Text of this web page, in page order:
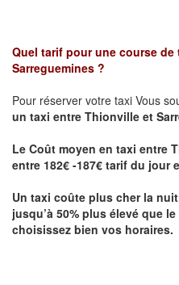
Quel tarif pour une course de
Sarreguemines ?
Pour réserver votre taxi Vous
un taxi entre Thionville et
Le Coût moyen en taxi entre
entre 182€ -187€ tarif du jour
Un taxi coûte plus cher la
jusqu’à 50% plus élevé que
choisissez bien vos horaires.